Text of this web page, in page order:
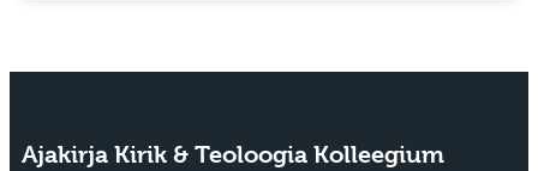
Ajakirja Kirik & Teoloogia Kolleegium